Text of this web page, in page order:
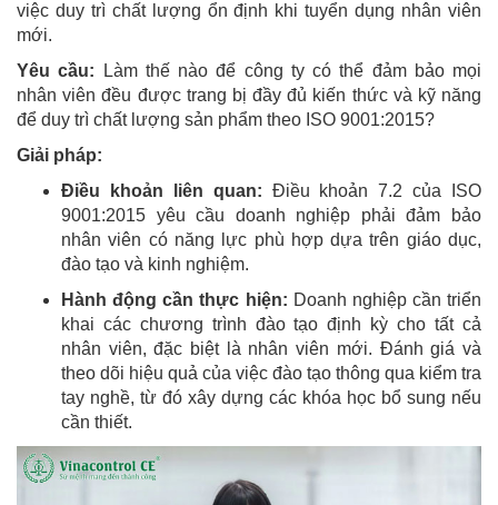
việc duy trì chất lượng ổn định khi tuyển dụng nhân viên
mới.
Yêu cầu:
Làm thế nào để công ty có thể đảm bảo mọi
nhân viên đều được trang bị đầy đủ kiến thức và kỹ năng
để duy trì chất lượng sản phẩm theo ISO 9001:2015?
Giải pháp:
Điều khoản liên quan: Điều khoản 7.2 của ISO
9001:2015 yêu cầu doanh nghiệp phải đảm bảo
nhân viên có năng lực phù hợp dựa trên giáo dục,
đào tạo và kinh nghiệm.
Hành động cần thực hiện: Doanh nghiệp cần triển
khai các chương trình đào tạo định kỳ cho tất cả
nhân viên, đặc biệt là nhân viên mới. Đánh giá và
theo dõi hiệu quả của việc đào tạo thông qua kiểm tra
tay nghề, từ đó xây dựng các khóa học bổ sung nếu
cần thiết.